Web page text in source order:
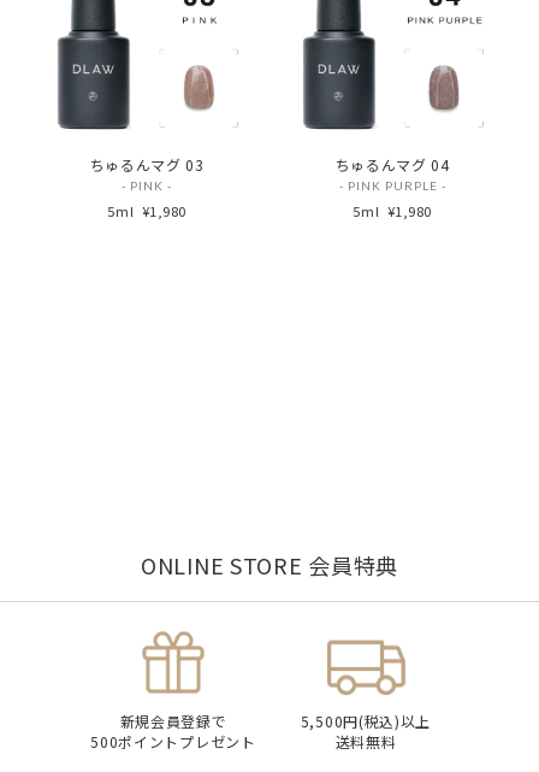
ちゅるんマグ 03
- PINK -
5ml ¥1,980
ちゅるんマグ 04
- PINK PURPLE -
5ml ¥1,980
ONLINE STORE 会員特典
新規会員登録で
500ポイントプレゼント
5,500円(税込)以上
送料無料